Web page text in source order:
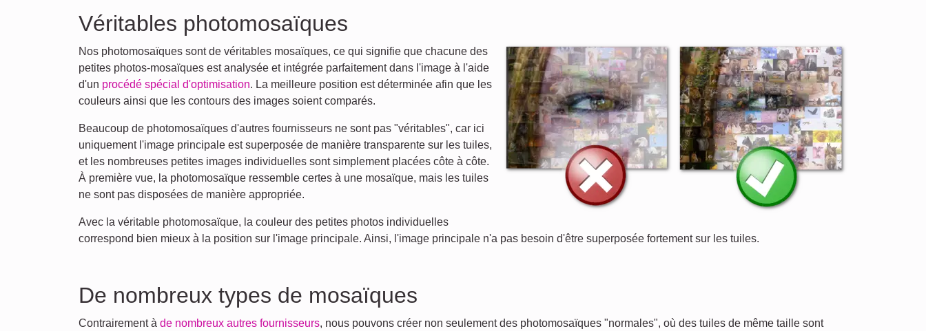
Véritables photomosaïques
Nos photomosaïques sont de véritables mosaïques, ce qui signifie que chacune des
petites photos-mosaïques est analysée et intégrée parfaitement dans l'image à l'aide
d'un procédé spécial d'optimisation. La meilleure position est déterminée afin que les
couleurs ainsi que les contours des images soient comparés.
Beaucoup de photomosaïques d'autres fournisseurs ne sont pas "véritables", car ici
uniquement l'image principale est superposée de manière transparente sur les tuiles,
et les nombreuses petites images individuelles sont simplement placées côte à côte.
À première vue, la photomosaïque ressemble certes à une mosaïque, mais les tuiles
ne sont pas disposées de manière appropriée.
Avec la véritable photomosaïque, la couleur des petites photos individuelles
correspond bien mieux à la position sur l'image principale. Ainsi, l'image principale n'a pas besoin d'être superposée fortement sur les tuiles.
De nombreux types de mosaïques
Contrairement à de nombreux autres fournisseurs, nous pouvons créer non seulement des photomosaïques "normales", où des tuiles de même taille sont